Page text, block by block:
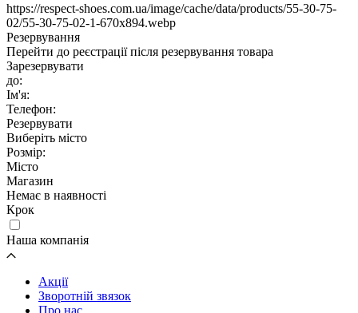
https://respect-shoes.com.ua/image/cache/data/products/55-30-75-
02/55-30-75-02-1-670x894.webp
Резервування
Перейти до реєстрації після резервування товара
Зарезервувати
до:
Ім'я:
Телефон:
Резервувати
Виберіть місто
Розмір:
Місто
Магазин
Немає в наявності
Крок
Наша компанія
Акції
Зворотній звязок
Про нас